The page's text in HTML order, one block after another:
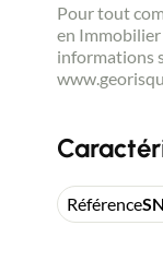
Pour tout
en Immobilier
informations
Référence